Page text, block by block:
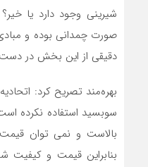
شیرینی وجود دارد یا
صورت چمدانی بوده و
دقیقی از این بخش در
بهره‌مند تصریح کرد:
سوبسید استفاده نکرده
بالاست و نمی توان
بنابراین قیمت و کیفیت